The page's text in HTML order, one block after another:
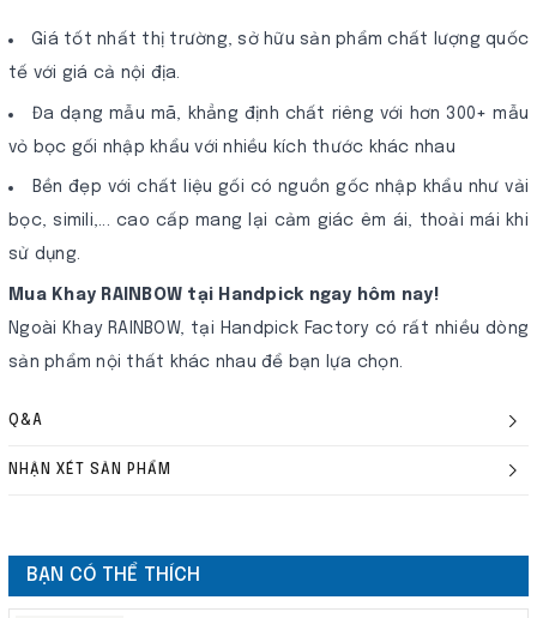
Giá tốt nhất thị trường, sở hữu sản phẩm chất lượng quốc
tế với giá cả nội địa.
Đa dạng mẫu mã, khẳng định chất riêng với hơn 300+ mẫu
vỏ bọc gối nhập khẩu với nhiều kích thước khác nhau
Bền đẹp với chất liệu gối có nguồn gốc nhập khẩu như vải
bọc, simili,... cao cấp mang lại cảm giác êm ái, thoải mái khi
sử dụng.
Mua Khay RAINBOW tại Handpick ngay hôm nay!
Ngoài Khay RAINBOW, tại Handpick Factory có rất nhiều dòng
sản phẩm nội thất khác nhau để bạn lựa chọn.
Q&A
NHẬN XÉT SẢN PHẨM
BẠN CÓ THỂ THÍCH